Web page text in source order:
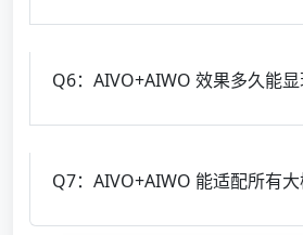
Q6：AIVO+AIWO 效果多久能显
Q7：AIVO+AIWO 能适配所有大